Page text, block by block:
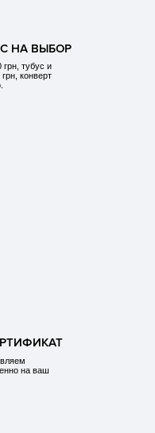
НА ВЫБОР
тубус и
конверт
на ваш